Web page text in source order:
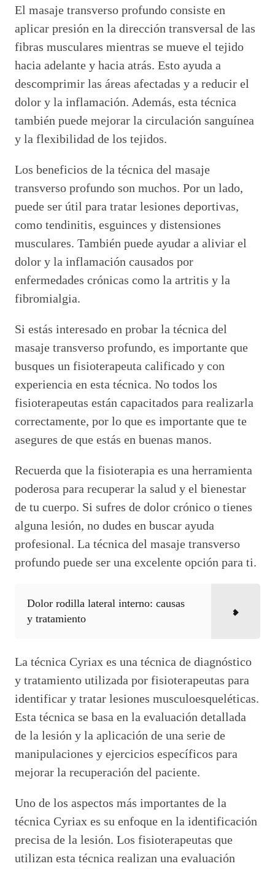
El masaje transverso profundo consiste en
aplicar presión en la dirección transversal de las
fibras musculares mientras se mueve el tejido
hacia adelante y hacia atrás. Esto ayuda a
descomprimir las áreas afectadas y a reducir el
dolor y la inflamación. Además, esta técnica
también puede mejorar la circulación sanguínea
y la flexibilidad de los tejidos.
Los beneficios de la técnica del masaje
transverso profundo son muchos. Por un lado,
puede ser útil para tratar lesiones deportivas,
como tendinitis, esguinces y distensiones
musculares. También puede ayudar a aliviar el
dolor y la inflamación causados por
enfermedades crónicas como la artritis y la
fibromialgia.
Si estás interesado en probar la técnica del
masaje transverso profundo, es importante que
busques un fisioterapeuta calificado y con
experiencia en esta técnica. No todos los
fisioterapeutas están capacitados para realizarla
correctamente, por lo que es importante que te
asegures de que estás en buenas manos.
Recuerda que la fisioterapia es una herramienta
poderosa para recuperar la salud y el bienestar
de tu cuerpo. Si sufres de dolor crónico o tienes
alguna lesión, no dudes en buscar ayuda
profesional. La técnica del masaje transverso
profundo puede ser una excelente opción para ti.
Dolor rodilla lateral interno: causas
y tratamiento
La técnica Cyriax es una técnica de diagnóstico
y tratamiento utilizada por fisioterapeutas para
identificar y tratar lesiones musculoesqueléticas.
Esta técnica se basa en la evaluación detallada
de la lesión y la aplicación de una serie de
manipulaciones y ejercicios específicos para
mejorar la recuperación del paciente.
Uno de los aspectos más importantes de la
técnica Cyriax es su enfoque en la identificación
precisa de la lesión. Los fisioterapeutas que
utilizan esta técnica realizan una evaluación